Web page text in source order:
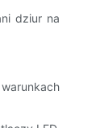
dziur na